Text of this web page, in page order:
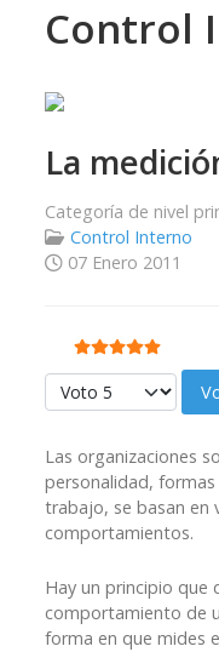
Control
La
Categoría de nivel
Control Interno
07 Enero 2011
Ratio:5/5
Por favor, vote
Las organizaciones
personalidad,
trabajo, se basan en
comportamientos.
Hay un principio que
comportamiento de
forma en que mides